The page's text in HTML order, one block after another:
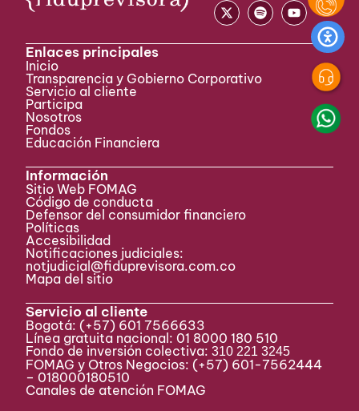
Enlaces principales
Inicio
Transparencia y Gobierno Corporativo
Servicio al cliente
Participa ​
Nosotros
Fondos
Educación Financiera
Información
Sitio Web FOMAG
Código de conducta
Defensor del consumidor financiero
Políticas
Accesibilidad
Notificaciones judiciales:
notjudicial@fiduprevisora.com.co
Mapa del sitio
Servicio al cliente
Bogotá: (+57) 601 7566633
Línea gratuita nacional: 01 8000 180 510
Fondo de inversión colectiva:310 221 3245
FOMAG y Otros Negocios: (+57) 601-7562444
– 018000180510
Canales de atención FOMAG